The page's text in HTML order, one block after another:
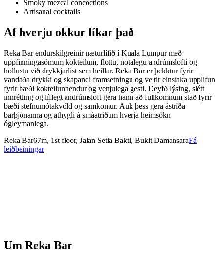
Smoky mezcal concoctions
Artisanal cocktails
Af hverju okkur líkar það
Reka Bar endurskilgreinir næturlífið í Kuala Lumpur með
uppfinningasömum kokteilum, flottu, notalegu andrúmslofti og
hollustu við drykkjarlist sem heillar. Reka Bar er þekktur fyrir
vandaða drykki og skapandi framsetningu og veitir einstaka upplifun
fyrir bæði kokteilunnendur og venjulega gesti. Deyfð lýsing, slétt
innrétting og líflegt andrúmsloft gera hann að fullkomnum stað fyrir
bæði stefnumótakvöld og samkomur. Auk þess gera ástríða
barþjónanna og athygli á smáatriðum hverja heimsókn
ógleymanlega.
Reka Bar67m, 1st floor, Jalan Setia Bakti, Bukit DamansaraFá
leiðbeiningar
Um Reka Bar